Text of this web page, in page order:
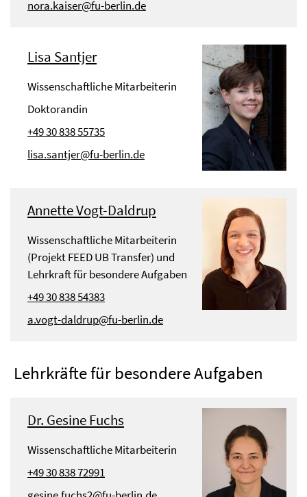
nora.kaiser@fu-berlin.de
Lisa Santjer
Wissenschaftliche Mitarbeiterin
Doktorandin
+49 30 838 55735
lisa.santjer@fu-berlin.de
Annette Vogt-Daldrup
Wissenschaftliche Mitarbeiterin
(Projekt FEED UB Transfer) und
Lehrkraft für besondere Aufgaben
+49 30 838 54383
a.vogt-daldrup@fu-berlin.de
Lehrkräfte für besondere Aufgaben
Dr. Gesine Fuchs
Wissenschaftliche Mitarbeiterin
+49 30 838 72991